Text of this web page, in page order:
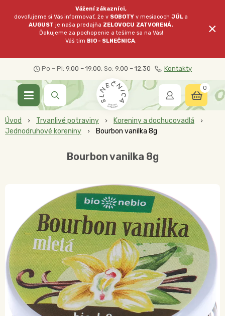
Vážení zákazníci,
dovoľujeme si Vás informovať, že v SOBOTY v mesiacochJÚL a
AUGUST je naša predajňa ZELOVOCU ZATVORENÁ.
Ďakujeme za pochopenie a tešíme sa na Vás!
Váš tím BIO - SLNEČNICA.
×
Po – Pi: 9.00 – 19.00, So: 9.00 – 12.30 Kontakty
0
Úvod Trvanlivé potraviny
Koreniny a dochucovadlá
Jednodruhové koreniny
Bourbon vanilka 8g
Bourbon vanilka 8g